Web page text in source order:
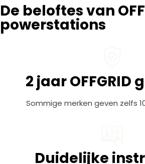
De beloftes van OFF
powerstations
2 jaar OFFGRID
Sommige merken geven zelfs
Duidelijke